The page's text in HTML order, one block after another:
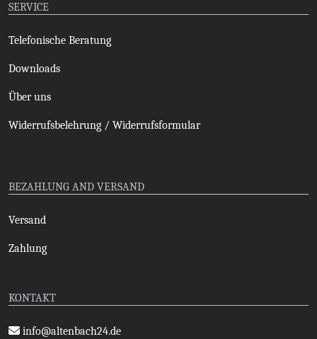
SERVICE
Telefonische Beratung
Downloads
Über uns
Widerrufsbelehrung / Widerrufsformular
BEZAHLUNG AND VERSAND
Versand
Zahlung
KONTAKT
info@altenbach24.de